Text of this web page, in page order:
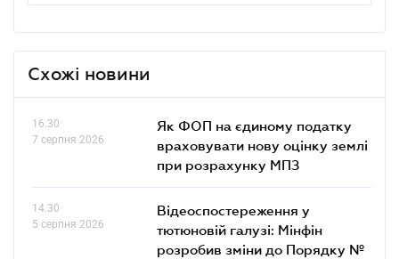
Схожі новини
16.30
7 серпня 2026
Як ФОП на єдиному податку
враховувати нову оцінку землі
при розрахунку МПЗ
14.30
5 серпня 2026
Відеоспостереження у
тютюновій галузі: Мінфін
розробив зміни до Порядку №